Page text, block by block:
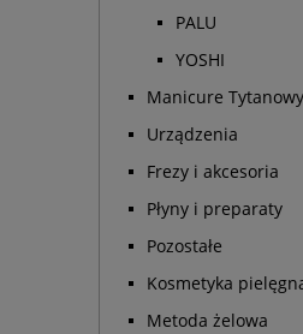
PALU
YOSHI
Manicure Tytanowy
Urządzenia
Frezy i akcesoria
Płyny i preparaty
Pozostałe
Kosmetyka
Metoda żelowa